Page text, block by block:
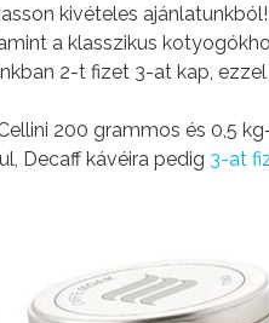
kivételes
a klasszikus
2-t fizet 3-at kap,
200 grammos és 0,5
Decaff kávéira pedig 3-at